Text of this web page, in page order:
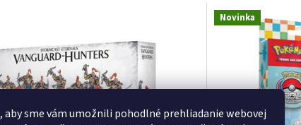
aby sme vám umožnili pohodlné prehliadanie webovej
Novinka